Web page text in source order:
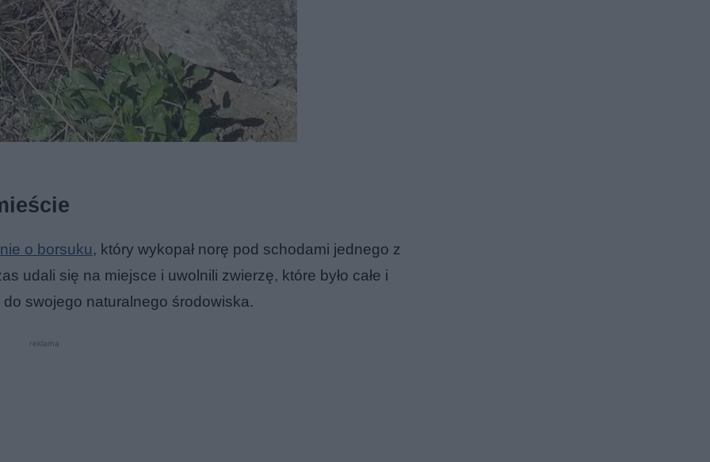
o borsuku, który wykopał norę pod schodami jednego z
udali się na miejsce i uwolnili zwierzę, które było całe i
swojego naturalnego środowiska.
reklama